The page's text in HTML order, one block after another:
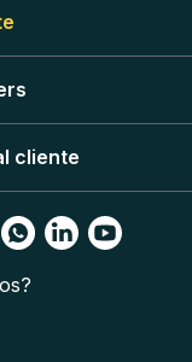
cliente